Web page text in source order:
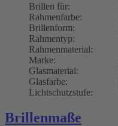
Brillen für:
Rahmenfarbe:
Brillenform:
Rahmentyp:
Rahmenmaterial:
Marke:
Glasmaterial:
Glasfarbe:
Lichtschutzstufe:
Brillenmaße